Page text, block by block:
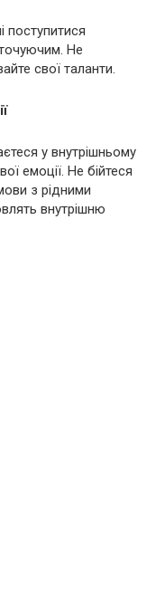
поступитися
Не
свої таланти.
у внутрішньому
емоції. Не бійтеся
з рідними
внутрішню